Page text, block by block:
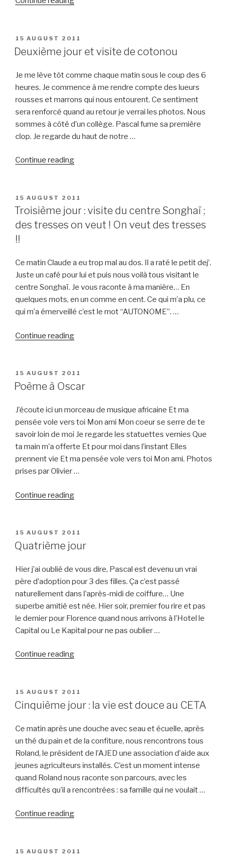
voyage,
l’arrivée
Cotonou”
POSTED
ON
15 AUGUST 2011
Deuxième jour et visite de cotonou
Je me lève tôt comme chaque matin sous le coup des 6
heures. Je commence à me rendre compte des lueurs
rousses et marrons qui nous entourent. Ce sentiment
sera renforcé quand au retour je verrai les photos. Nous
sommes à côté d’un collège. Pascal fume sa première
clop. Je regarde du haut de notre …
Continue reading“Deuxième
visite
de
cotonou”
POSTED
ON
15 AUGUST 2011
Troisième jour : visite du centre Songhaï ;
des tresses on veut ! On veut des tresses
!!
Ce matin Claude a eu trop mal au dos. Il a raté le petit dej’.
Juste un café pour lui et puis nous voilà tous visitant le
centre Songhaï. Je vous raconte à ma manière… En
quelques mots, en un comme en cent. Ce qui m’a plu, ce
qui m’a émerveillé c’est le mot “AUTONOME”. …
Continue reading“Troisième
visite
du
Songhaï
;
des
tresses
on
On
tresses
!!”
POSTED
ON
15 AUGUST 2011
Poème à Oscar
J’écoute ici un morceau de musique africaine Et ma
pensée vole vers toi Mon ami Mon coeur se serre de te
savoir loin de moi Je regarde les statuettes vernies Que
ta main m’a offerte Et pour moi dans l’instant Elles
prennent vie Et ma pensée vole vers toi Mon ami. Photos
prises par Olivier …
Continue reading“Poème
POSTED
ON
15 AUGUST 2011
Quatrième jour
Hier j’ai oublié de vous dire, Pascal est devenu un vrai
père d’adoption pour 3 des filles. Ça c’est passé
naturellement dans l’après-midi de coiffure… Une
superbe amitié est née. Hier soir, premier fou rire et pas
le dernier pour Florence quand nous arrivons à l’Hotel le
Capital ou Le Kapital pour ne pas oublier …
Continue reading“Quatrième
POSTED
ON
15 AUGUST 2011
Cinquième jour : la vie est douce au CETA
Ce matin après une douche avec seau et écuelle, après
un thé du pain et de la confiture, nous rencontrons tous
Roland, le président de l’AJED une association d’aide aux
jeunes agriculteurs installés. C’est un moment intense
quand Roland nous raconte son parcours, avec les
difficultés qu’il a rencontrées : sa famille qui ne voulait …
Continue reading“Cinquième
la
POSTED
15 AUGUST 2011